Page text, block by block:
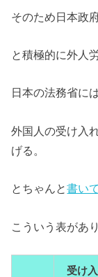
そのため日本政
と積極的に外人
日本の法務省に
外国人の受け入
げる。
とちゃんと書い
こういう表があ
受け